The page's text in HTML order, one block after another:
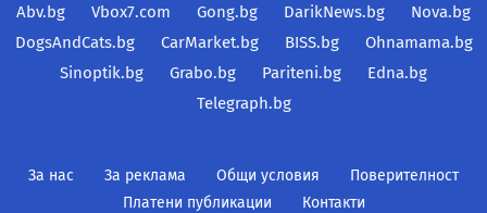
Abv.bg Vbox7.com Gong.bg DarikNews.bg
Nova.bg
DogsAndCats.bg
CarMarket.bg BISS.bg
Ohnamama.bg
Sinoptik.bg
Grabo.bg Pariteni.bg
Edna.bg
Telegraph.bg
За нас За реклама Общи условия
Поверителност
Платени публикации
Контакти